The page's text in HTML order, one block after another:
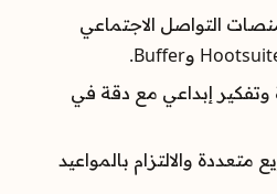
التواصل الاجتماعي
إبداعي مع دقة في
متعددة والالتزام بالمواعيد